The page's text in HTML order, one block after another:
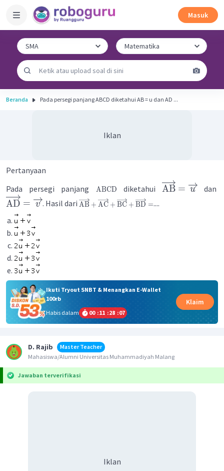
Masuk
Beranda Pada persegi panjang ABCD diketahui AB = u dan AD ...
Iklan
Pertanyaan
Pada persegi panjang
ABCD diketahuiAB = udan
AD = v . Hasil dari AB + AC + BC + BD =....
Ikuti Tryout SNBT & Menangkan E-Wallet
100rb
Habis dalam
00 :11 :28 :07
Klaim
D. Rajib
Master Teacher
Mahasiswa/Alumni Universitas Muhammadiyah Malang
Jawaban terverifikasi
Iklan